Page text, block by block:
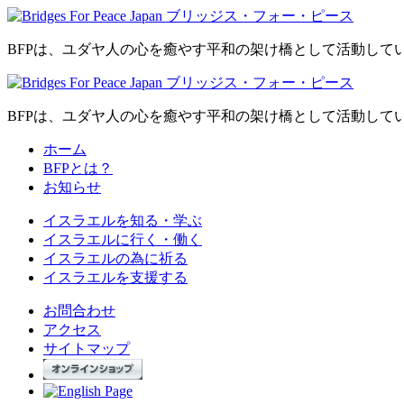
BFPは、ユダヤ人の心を癒やす平和の架け橋として活動して
BFPは、ユダヤ人の心を癒やす平和の架け橋として活動して
ホーム
BFPとは？
お知らせ
イスラエルを知る・学ぶ
イスラエルに行く・働く
イスラエルの為に祈る
イスラエルを支援する
お問合わせ
アクセス
サイトマップ